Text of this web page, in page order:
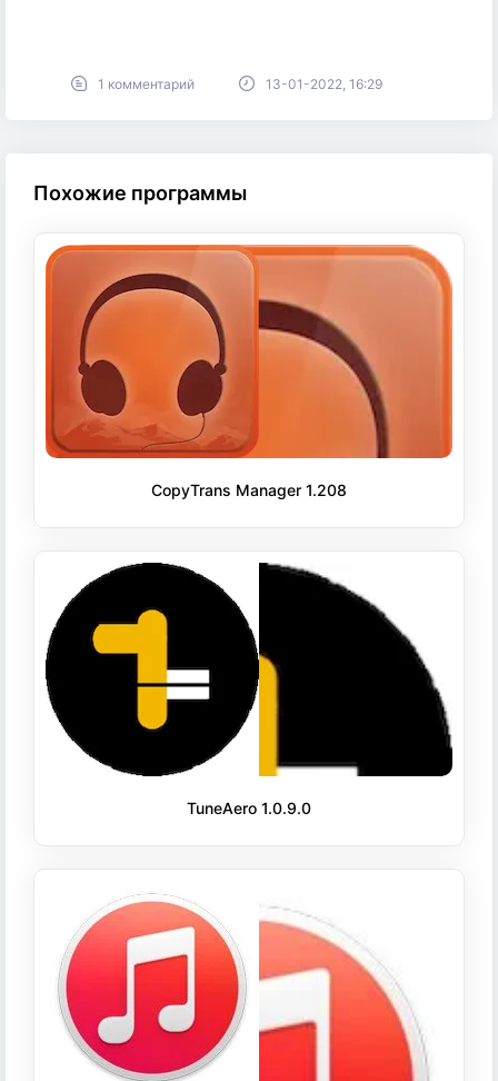
1 комментарий 13-01-2022, 16:29
Похожие программы
CopyTrans Manager 1.208
TuneAero 1.0.9.0